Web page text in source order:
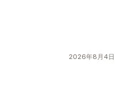
2026年8月4日